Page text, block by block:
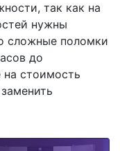
так как на
нужны
сложные поломки
до
на стоимость